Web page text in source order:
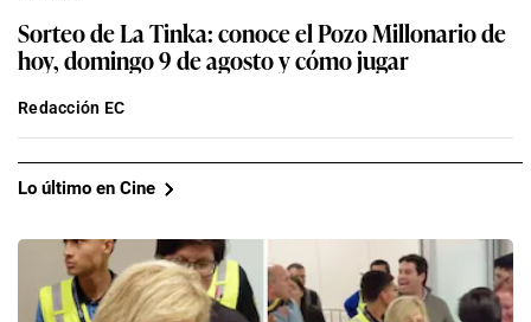
Sorteo de La Tinka: conoce el Pozo Millonario de
hoy, domingo 9 de agosto y cómo jugar
Redacción EC
Lo último en Cine